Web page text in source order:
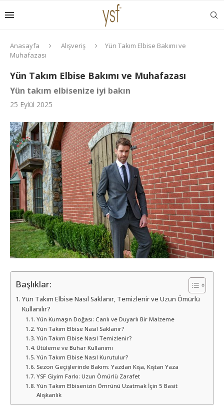
Anasayfa Alışveriş
Yün Takım Elbise Bakımı ve
Muhafazası
Yün Takım Elbise Bakımı ve Muhafazası
Yün takım elbisenize iyi bakın
25 Eylül 2025
Başlıklar:
Yün Takım Elbise Nasıl Saklanır, Temizlenir ve Uzun Ömürlü
Kullanılır?
Yün Kumaşın Doğası: Canlı ve Duyarlı Bir Malzeme
Yün Takım Elbise Nasıl Saklanır?
Yün Takım Elbise Nasıl Temizlenir?
Ütüleme ve Buhar Kullanımı
Yün Takım Elbise Nasıl Kurutulur?
Sezon Geçişlerinde Bakım: Yazdan Kışa, Kıştan Yaza
YSF Giyim Farkı: Uzun Ömürlü Zarafet
Yün Takım Elbisenizin Ömrünü Uzatmak İçin 5 Basit
Alışkanlık